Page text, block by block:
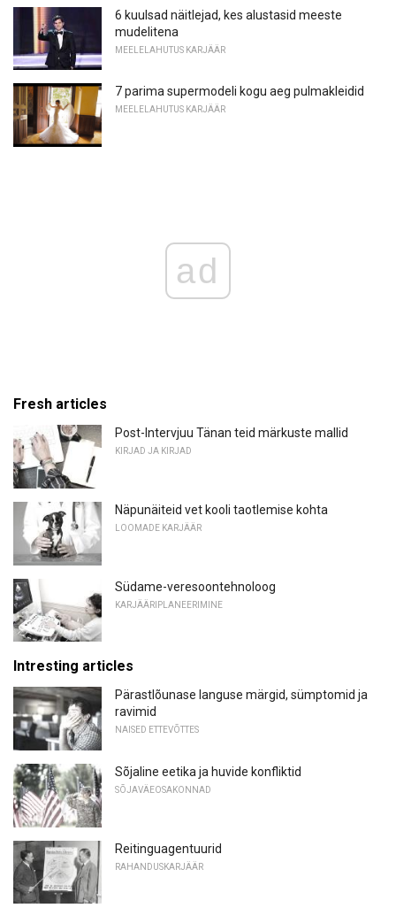
6 kuulsad näitlejad, kes alustasid meeste
mudelitena
MEELELAHUTUS KARJÄÄR
7 parima supermodeli kogu aeg pulmakleidid
MEELELAHUTUS KARJÄÄR
ad
Fresh articles
Post-Intervjuu Tänan teid märkuste mallid
KIRJAD JA KIRJAD
Näpunäiteid vet kooli taotlemise kohta
LOOMADE KARJÄÄR
Südame-veresoontehnoloog
KARJÄÄRIPLANEERIMINE
Intresting articles
Pärastlõunase languse märgid, sümptomid ja
ravimid
NAISED ETTEVÕTTES
Sõjaline eetika ja huvide konfliktid
SÕJAVÄEOSAKONNAD
Reitinguagentuurid
RAHANDUSKARJÄÄR